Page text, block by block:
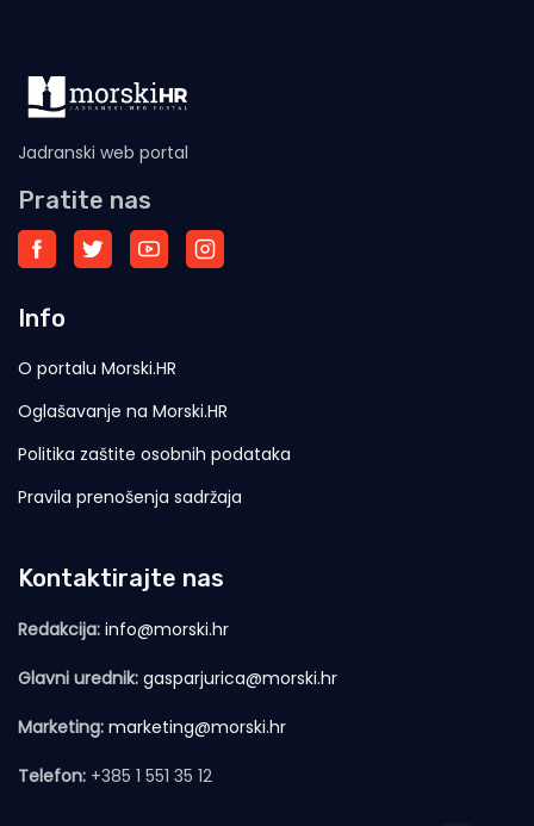
Jadranski web portal
Pratite nas
Info
O portalu Morski.HR
Oglašavanje na Morski.HR
Politika zaštite osobnih podataka
Pravila prenošenja sadržaja
Kontaktirajte nas
Redakcija: info@morski.hr
Glavni urednik: gasparjurica@morski.hr
Marketing: marketing@morski.hr
Telefon: +385 1 551 35 12